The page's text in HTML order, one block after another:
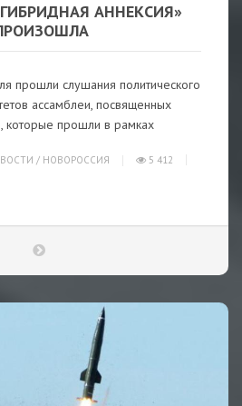
АННЕКСИЯ»
прошли слушания политического
ассамблеи, посвященных
которые прошли в рамках
/ НОВОРОССИЯ
5 412